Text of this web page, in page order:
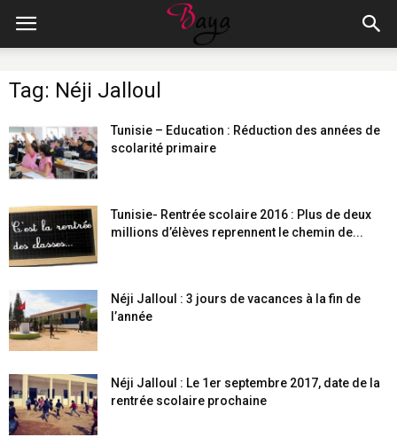
Tag: Néji Jalloul
Tunisie – Education : Réduction des années de
scolarité primaire
Tunisie- Rentrée scolaire 2016 : Plus de deux
millions d’élèves reprennent le chemin de...
Néji Jalloul : 3 jours de vacances à la fin de
l’année
Néji Jalloul : Le 1er septembre 2017, date de la
rentrée scolaire prochaine